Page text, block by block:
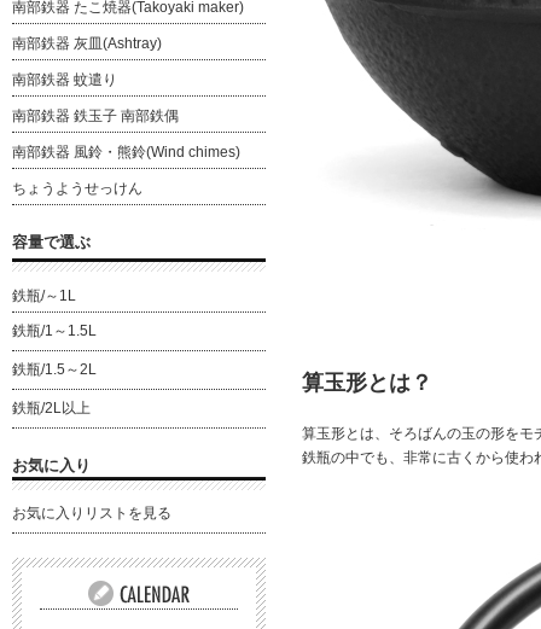
算玉形とは？
算玉形とは、そろばんの玉の形を
鉄瓶の中でも、非常に古くから使わ
南部鉄器 たこ焼器(Takoyaki maker)
南部鉄器 灰皿(Ashtray)
南部鉄器 蚊遣り
南部鉄器 鉄玉子 南部鉄偶
南部鉄器 風鈴・熊鈴(Wind chimes)
ちょうようせっけん
容量で選ぶ
鉄瓶/～1L
鉄瓶/1～1.5L
鉄瓶/1.5～2L
鉄瓶/2L以上
お気に入り
お気に入りリストを見る